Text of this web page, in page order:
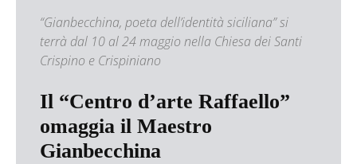
“Gianbecchina, poeta dell’identità siciliana” si
terrà dal 10 al 24 maggio nella Chiesa dei Santi
Crispino e Crispiniano
Il “Centro d’arte Raffaello”
omaggia il Maestro
Gianbecchina